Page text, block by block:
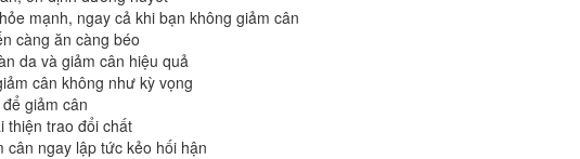
mạnh, ngay cả khi bạn không giảm cân
càng ăn càng béo
da và giảm cân hiệu quả
cân không như kỳ vọng
giảm cân
thiện trao đổi chất
cân ngay lập tức kẻo hối hận